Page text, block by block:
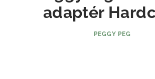
adaptér
PEGGY PEG